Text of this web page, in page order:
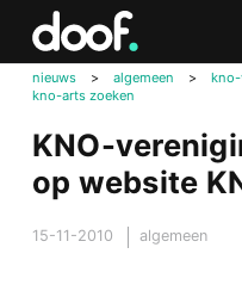
nieuws > algemeen >
kno-
kno-arts zoeken
KNO-
op website
15-11-2010 algemeen
Doof.nl